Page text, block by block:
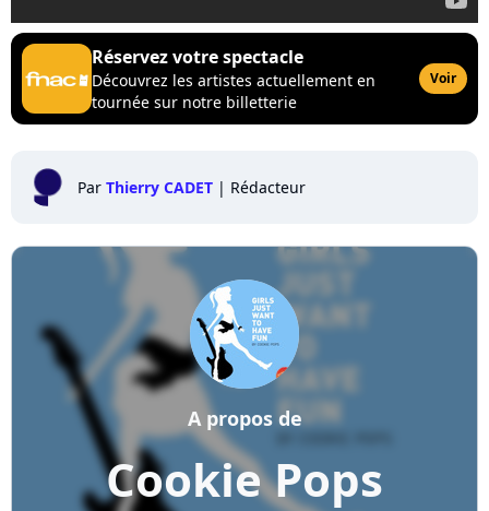
Réservez votre spectacle
Découvrez les artistes actuellement en
tournée sur notre billetterie
Voir
Par Thierry CADET | Rédacteur
Cookie Pops
A propos de